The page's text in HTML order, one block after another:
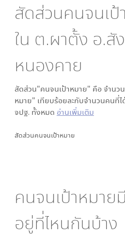
สัดส่วนคนจนเป้
ใน ต.ผาตั้ง อ.สั
หนองคาย
สัดส่วน"คนจนเป้าหมาย" คือ จำนว
หมาย" เทียบร้อยละกับจำนวนคนที่ไ
จปฐ. ทั้งหมด อ่านเพิ่มเติม
สัดส่วนคนจนเป้าหมาย
คนจนเป้าหมาย
อยู่ที่ไหนกันบ้าง